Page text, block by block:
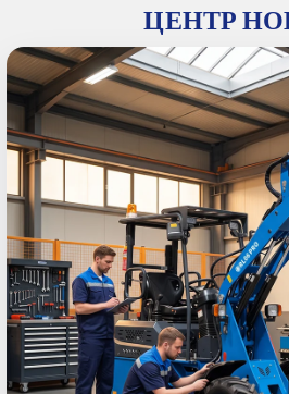
ЦЕНТР